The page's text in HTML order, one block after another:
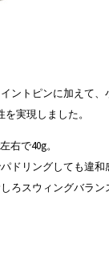
ントピンに加えて
実現しました。
右で40g。
ドリングしても違和
ろスウィングバラ